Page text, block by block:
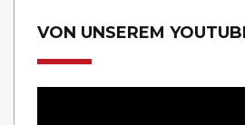
VON UNSEREM